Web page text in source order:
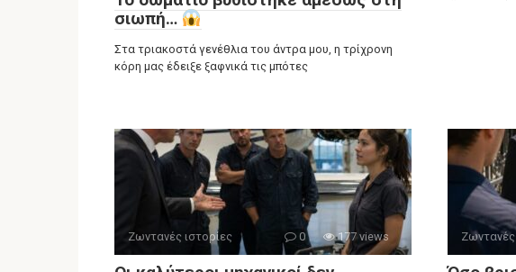
σιωπή…
Στα τριακοστά γενέθλια του άντρα μου, η τρίχρονη
κόρη μας έδειξε ξαφνικά τις μπότες
Ζωντανές ιστορίες 0 177 views Ζωντανές